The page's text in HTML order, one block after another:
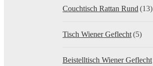
Couchtisch Rattan Rund (13)
Tisch Wiener Geflecht(5)
Beistelltisch Wiener Geflecht